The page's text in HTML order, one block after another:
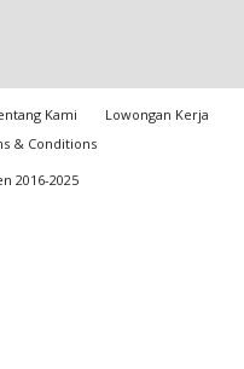
Kami
Lowongan Kerja
& Conditions
2016-2025